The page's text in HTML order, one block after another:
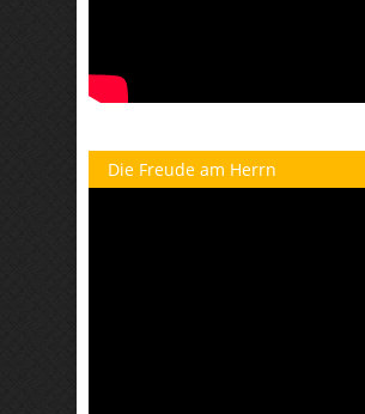
Die Freude am Herrn